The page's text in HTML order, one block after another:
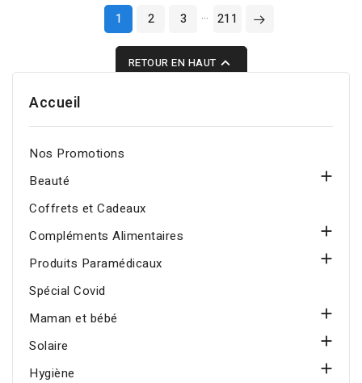
purifie la peau en
profondeur et aide à
lutter contre les
peaux à tendance
1
2 3 … 211
RETOUR EN HAUT 
Accueil
Nos Promotions
Beauté

Coffrets et Cadeaux
Compléments Alimentaires

Produits Paramédicaux

Spécial Covid
Maman et bébé

Solaire

Hygiène
